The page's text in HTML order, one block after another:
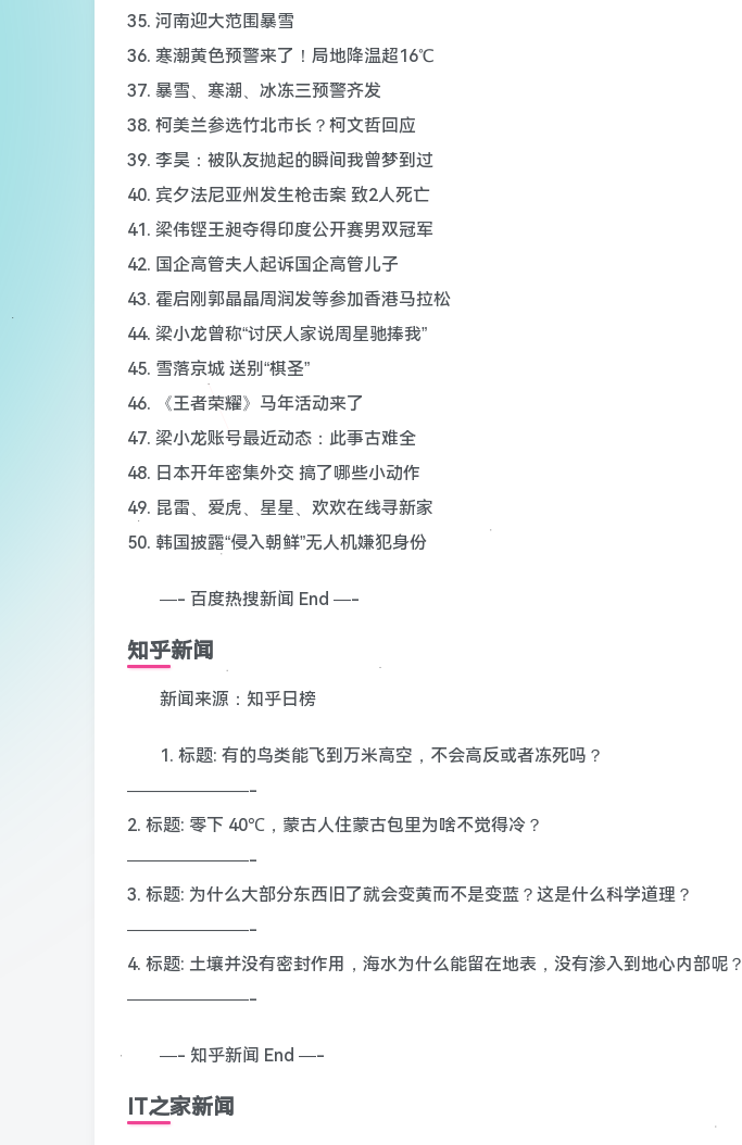
35. 河南迎大范围暴雪
36. 寒潮黄色预警来了！局地降温超16℃
37. 暴雪、寒潮、冰冻三预警齐发
38. 柯美兰参选竹北市长？柯文哲回应
39. 李昊：被队友抛起的瞬间我曾梦到过
40. 宾夕法尼亚州发生枪击案 致2人死亡
41. 梁伟铿王昶夺得印度公开赛男双冠军
42. 国企高管夫人起诉国企高管儿子
43. 霍启刚郭晶晶周润发等参加香港马拉松
44. 梁小龙曾称“讨厌人家说周星驰捧我”
45. 雪落京城 送别“棋圣”
46. 《王者荣耀》马年活动来了
47. 梁小龙账号最近动态：此事古难全
48. 日本开年密集外交 搞了哪些小动作
49. 昆雷、爱虎、星星、欢欢在线寻新家
50. 韩国披露“侵入朝鲜”无人机嫌犯身份
—- 百度热搜新闻 End —-
知乎新闻
新闻来源：知乎日榜
1. 标题: 有的鸟类能飞到万米高空，不会高反或者冻死吗？
———————-
2. 标题: 零下 40℃，蒙古人住蒙古包里为啥不觉得冷？
———————-
3. 标题: 为什么大部分东西旧了就会变黄而不是变蓝？这是什么科学道理？
———————-
4. 标题: 土壤并没有密封作用，海水为什么能留在地表，没有渗入到地心内部呢？
———————-
—- 知乎新闻 End —-
IT之家新闻